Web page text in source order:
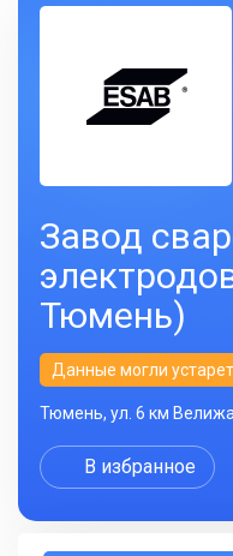
Завод
Тюмень)
Данные могли
Тюмень, ул. 6 км
В избранное